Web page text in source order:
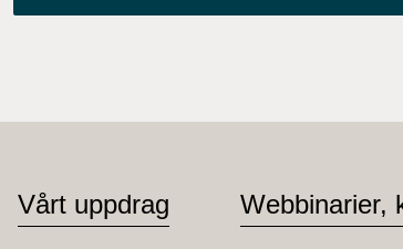
Vårt uppdrag Webbinarier,